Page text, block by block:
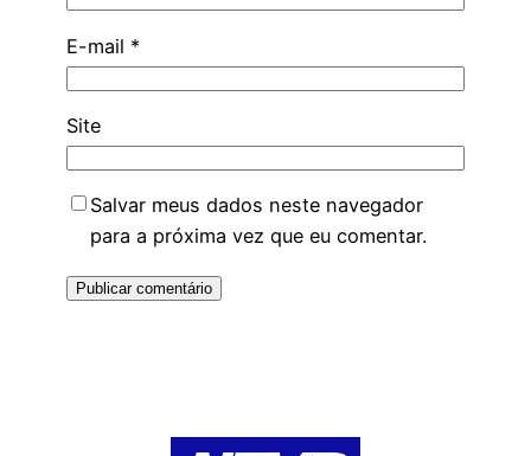
E-mail *
Site
Salvar meus dados neste navegador
para a próxima vez que eu comentar.